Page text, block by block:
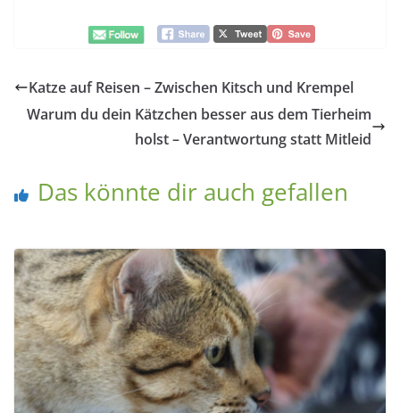
Katze auf Reisen – Zwischen Kitsch und Krempel
Warum du dein Kätzchen besser aus dem Tierheim
holst – Verantwortung statt Mitleid
Das könnte dir auch gefallen